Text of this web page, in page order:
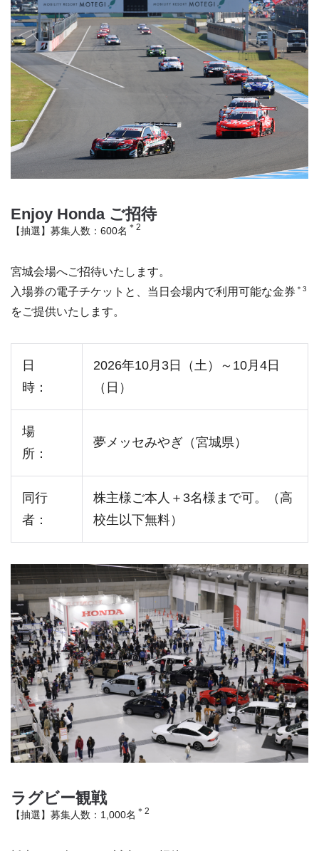
Enjoy Honda ご招待
【抽選】募集人数：600名 ＊2
宮城会場へご招待いたします。
入場券の電子チケットと、当日会場内で利用可能な金券 ＊3
をご提供いたします。
日
時：
2026年10月3日（土）～10月4日
（日）
場
所：
夢メッセみやぎ（宮城県）
同行
者：
株主様ご本人＋3名様まで可。（高
校生以下無料）
ラグビー観戦
【抽選】募集人数：1,000名 ＊2